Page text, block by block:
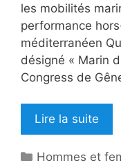
les mobilités
performance
méditerranéen
désigné « Marin
Congress de
Lire la suite
Catégories
Hommes et